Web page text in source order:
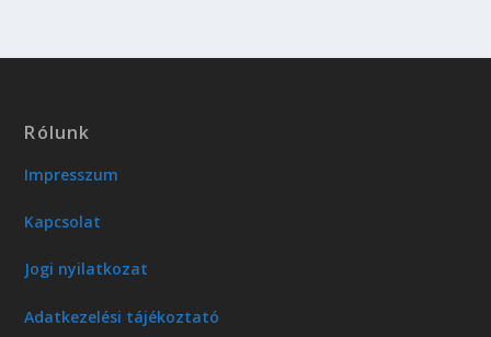
Rólunk
Impresszum
Kapcsolat
Jogi nyilatkozat
Adatkezelési tájékoztató